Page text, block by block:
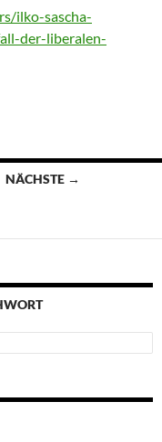
ilko-sascha-
der-liberalen-
NÄCHSTE →